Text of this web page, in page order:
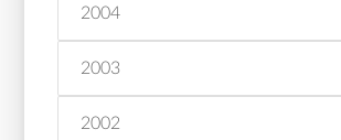
2004
2003
2002